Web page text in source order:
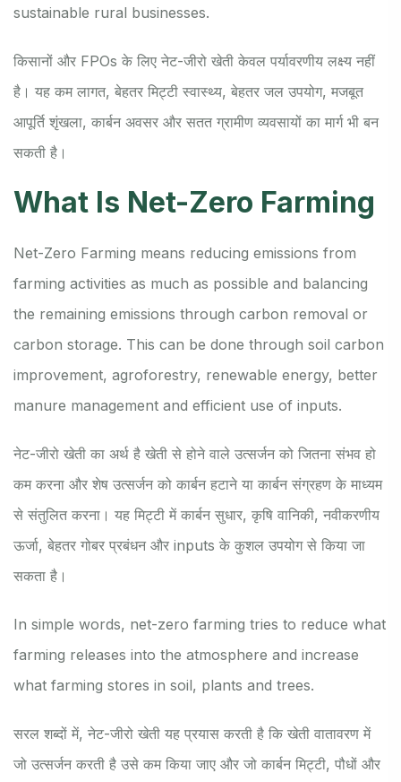
sustainable rural businesses.
किसानों और FPOs के लिए नेट-जीरो खेती केवल पर्यावरणीय लक्ष्य नहीं
है। यह कम लागत, बेहतर मिट्टी स्वास्थ्य, बेहतर जल उपयोग, मजबूत
आपूर्ति शृंखला, कार्बन अवसर और सतत ग्रामीण व्यवसायों का मार्ग भी बन
सकती है।
What Is Net-Zero Farming
Net-Zero Farming means reducing emissions from
farming activities as much as possible and balancing
the remaining emissions through carbon removal or
carbon storage. This can be done through soil carbon
improvement, agroforestry, renewable energy, better
manure management and efficient use of inputs.
नेट-जीरो खेती का अर्थ है खेती से होने वाले उत्सर्जन को जितना संभव हो
कम करना और शेष उत्सर्जन को कार्बन हटाने या कार्बन संग्रहण के माध्यम
से संतुलित करना। यह मिट्टी में कार्बन सुधार, कृषि वानिकी, नवीकरणीय
ऊर्जा, बेहतर गोबर प्रबंधन और inputs के कुशल उपयोग से किया जा
सकता है।
In simple words, net-zero farming tries to reduce what
farming releases into the atmosphere and increase
what farming stores in soil, plants and trees.
सरल शब्दों में, नेट-जीरो खेती यह प्रयास करती है कि खेती वातावरण में
जो उत्सर्जन करती है उसे कम किया जाए और जो कार्बन मिट्टी, पौधों और